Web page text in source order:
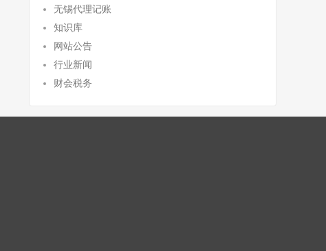
无锡代理记账
知识库
网站公告
行业新闻
财会税务